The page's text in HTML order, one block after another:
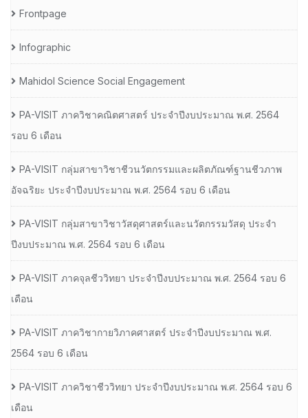
Frontpage
Infographic
Mahidol Science Social Engagement
PA-VISIT ภาควิชาคณิตศาสตร์ ประจำปีงบประมาณ พ.ศ. 2564
รอบ 6 เดือน
PA-VISIT กลุ่มสาขาวิชาชีวนวัตกรรมและผลิตภัณฑ์ฐานชีวภาพ
อัจฉริยะ ประจำปีงบประมาณ พ.ศ. 2564 รอบ 6 เดือน
PA-VISIT กลุ่มสาขาวิชาวัสดุศาสตร์และนวัตกรรมวัสดุ ประจำ
ปีงบประมาณ พ.ศ. 2564 รอบ 6 เดือน
PA-VISIT ภาคจุลชีววิทยา ประจำปีงบประมาณ พ.ศ. 2564 รอบ 6
เดือน
PA-VISIT ภาควิชากายวิภาคศาสตร์ ประจำปีงบประมาณ พ.ศ.
2564 รอบ 6 เดือน
PA-VISIT ภาควิชาชีววิทยา ประจำปีงบประมาณ พ.ศ. 2564 รอบ 6
เดือน